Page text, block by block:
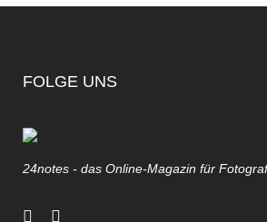
FOLGE UNS
24notes - das Online-Magazin für